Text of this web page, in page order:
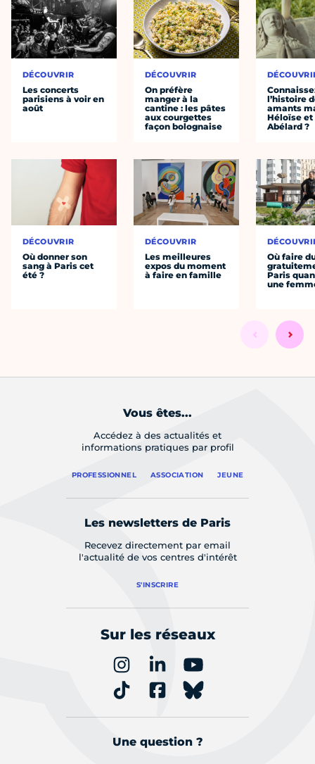
DÉCOUVRIR
Les concerts
parisiens à voir en
août
DÉCOUVRIR
Où donner son
sang à Paris cet
été ?
DÉCOUVRIR
On préfère
manger à la
cantine : les pâtes
aux courgettes
façon bolognaise
DÉCOUVRIR
Les meilleures
expos du moment
à faire en famille
l’histoire
amants
Héloïse et
Abélard ?
Où faire
Paris
une
Vous êtes...
Accédez à des actualités et
informations pratiques par profil
PROFESSIONNEL ASSOCIATION JEUNE
Les newsletters de Paris
Recevez directement par email
l'actualité de vos centres d'intérêt
S'INSCRIRE
Sur les réseaux
Une question ?